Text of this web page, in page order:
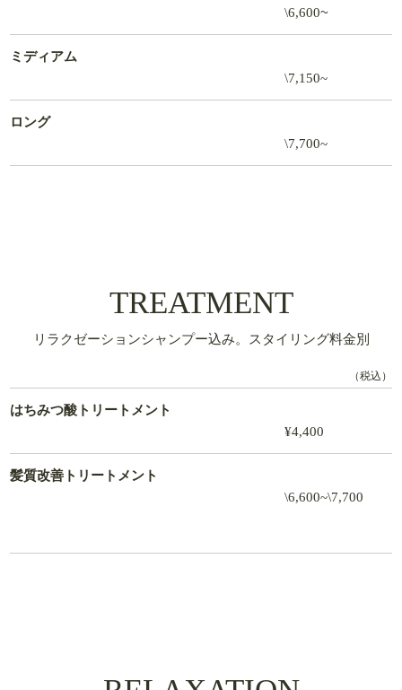
\6,600~
ミディアム
\7,150~
ロング
\7,700~
TREATMENT
リラクゼーションシャンプー込み。スタイリング料金別
（税込）
はちみつ酸トリートメント
¥4,400
髪質改善トリートメント
\6,600~\7,700